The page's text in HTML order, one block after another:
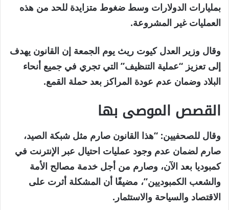
3
أبريل
بمليارات الدولارات وسط ضغوط متزايدة للحد من هذه
العمليات غير المشروعة.
وقال وزير العدل كيوت ريث يوم الجمعة إن القانون يهدف
إلى تعزيز “عملية التنظيف” التي تجري في جميع أنحاء
البلاد وضمان عدم عودة المراكز بعد حملة القمع.
القصص الموصى بها
قائمة
من
3
عناصر
نهاية
القائمة
وقال للصحفيين: “هذا القانون صارم مثل شبكة الصيد،
صارم لضمان عدم وجود عمليات احتيال عبر الإنترنت في
كمبوديا بعد الآن، وصارم من أجل خدمة مصالح الأمة
والشعب الكمبوديين”، مضيفًا أن المشكلة أثرت على
الاقتصاد والسياحة والاستثمار.